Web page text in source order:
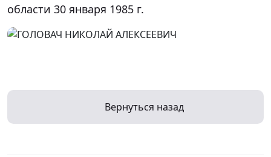
Вернуться назад